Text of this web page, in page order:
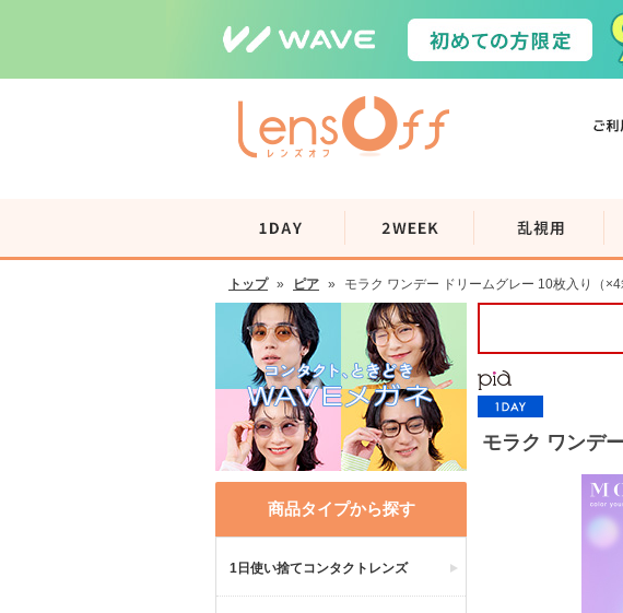
トップ » ピア » モラク ワンデー ドリームグレー 10枚入り（×4
商品タイプから探す
1日使い捨てコンタクトレンズ
モラク ワンデ